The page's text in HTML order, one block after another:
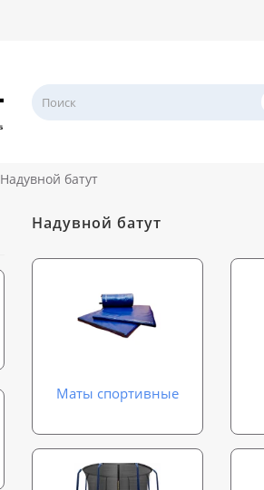
Надувной батут
Надувной батут
Маты спортивные